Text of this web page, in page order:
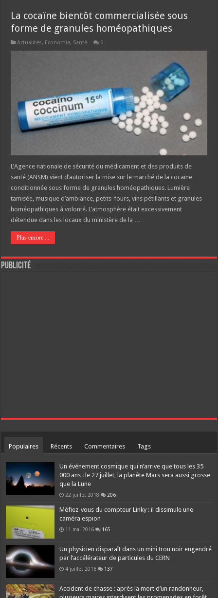
La cocaïne bientôt commercialisée sous
forme de granules homéopathiques
Actualités, Economie, Santé 6
L’Agence nationale de sécurité du médicament et des produits de
santé (ANSM) vient d’autoriser la mise sur le marché de la cocaïne
conditionnée sous forme de granules homéopathiques. Lumière
tamisée, musique d’ambiance, petits-fours, vins pétillants et granules
homéopathiques à volonté. L’atmosphère était excessivement
détendue dans les locaux du ministère de la …
Plus encore ...
Publicité
Populaires Récents Commentaires Tags
Un événement cosmique qui n’arrive que tous les 35
000 ans : le 27 juillet, la planète Mars sera aussi grosse
que la Lune
22 juillet 2018 206
Méfiez-vous du compteur Linky : il dissimule une
caméra espion
11 mai 2016 165
Un physicien disparaît dans un mini trou noir engendré
par l’accélérateur de particules du CERN
4 juillet 2016 137
Accident de chasse : après la mort d’un randonneur,